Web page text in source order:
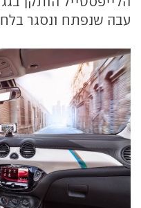
עבה שנפתח ונסגר